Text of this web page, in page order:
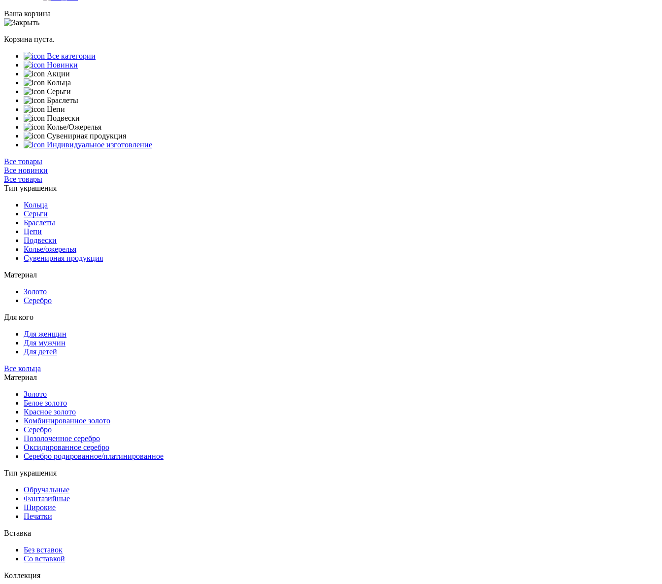
Ваша корзина
Корзина пуста.
Все категории
Новинки
Акции
Кольца
Серьги
Браслеты
Цепи
Подвески
Колье/Ожерелья
Сувенирная продукция
Индивидуальное изготовление
Все товары
Все новинки
Все товары
Тип украшения
Кольца
Серьги
Браслеты
Цепи
Подвески
Колье/ожерелья
Сувенирная продукция
Материал
Золото
Серебро
Для кого
Для женщин
Для мужчин
Для детей
Все кольца
Материал
Золото
Белое золото
Красное золото
Комбинированное золото
Серебро
Позолоченное серебро
Оксидированное серебро
Серебро родированное/платинированное
Тип украшения
Обручальные
Фантазийные
Широкие
Печатки
Вставка
Без вставок
Со вставкой
Коллекция